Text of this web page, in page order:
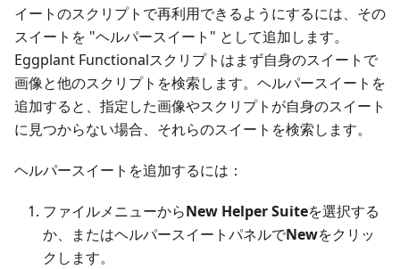
イートのスクリプトで再利用できるようにするには、その
スイートを "ヘルパースイート" として追加します。
Eggplant Functionalスクリプトはまず自身のスイートで
画像と他のスクリプトを検索します。ヘルパースイートを
追加すると、指定した画像やスクリプトが自身のスイート
に見つからない場合、それらのスイートを検索します。
ヘルパースイートを追加するには：
ファイルメニューからNew Helper Suiteを選択する
か、またはヘルパースイートパネルでNewをクリッ
クします。